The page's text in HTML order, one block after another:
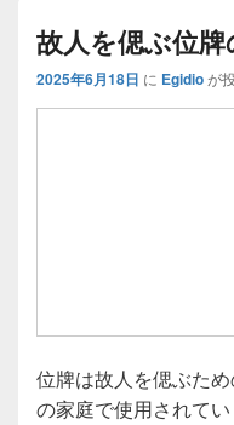
故人を偲ぶ位
2025年6月18日 に Egidioが
位牌は故人を偲ぶた
の家庭で使用されてい